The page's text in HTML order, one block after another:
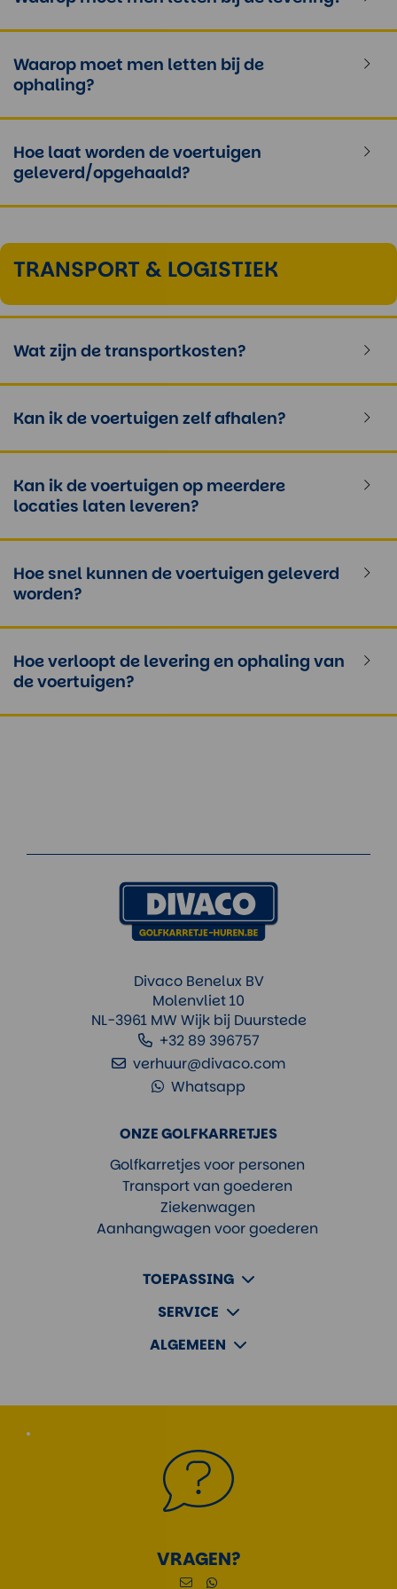
Waarop moet men letten bij de
ophaling?
Hoe laat worden de voertuigen
geleverd/opgehaald?
TRANSPORT & LOGISTIEK
Wat zijn de transportkosten?
Kan ik de voertuigen zelf afhalen?
Kan ik de voertuigen op meerdere
locaties laten leveren?
Hoe snel kunnen de voertuigen geleverd
worden?
Hoe verloopt de levering en ophaling van
de voertuigen?
ONZE GOLFKARRETJES
Golfkarretjes voor personen
Transport van goederen
Ziekenwagen
Aanhangwagen voor goederen
TOEPASSING
SERVICE
ALGEMEEN
Divaco Benelux BV
Molenvliet 10
NL-3961 MW Wijk bij Duurstede
+32 89 396757
verhuur@divaco.com
Whatsapp
VRAGEN?